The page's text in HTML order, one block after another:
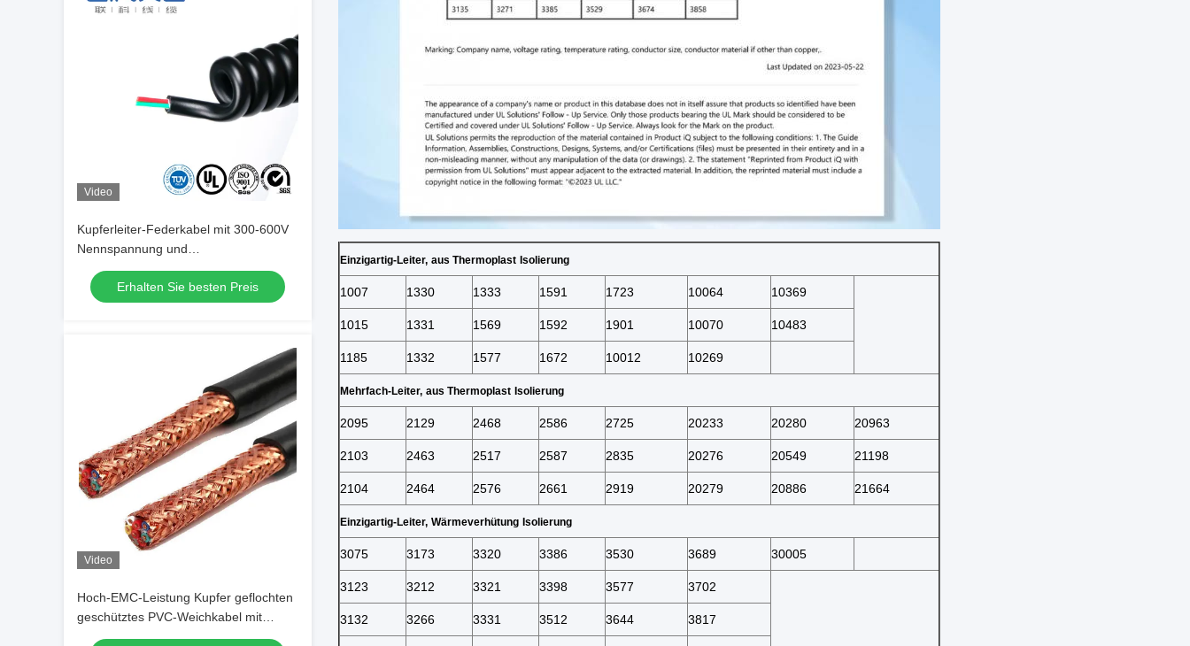
Video
Kupferleiter-Federkabel mit 300-600V
Nennspannung und
individualisierbaren
Isolationsmaterialien
Erhalten Sie besten Preis
Video
Hoch-EMC-Leistung Kupfer geflochten
geschütztes PVC-Weichkabel mit
eingeschlossenem Kupferleiter für
Einzigartig-Leiter, aus Thermoplast Isolierung
1007 1330 1333 1591 1723 10064 10369
1015 1331 1569 1592 1901 10070 10483
1185 1332 1577 1672 10012 10269
Mehrfach-Leiter, aus Thermoplast Isolierung
2095 2129 2468 2586 2725 20233 20280 20963
2103 2463 2517 2587 2835 20276 20549 21198
2104 2464 2576 2661 2919 20279 20886 21664
Einzigartig-Leiter, Wärmeverhütung Isolierung
3075 3173 3320 3386 3530 3689 30005
3123 3212 3321 3398 3577 3702
3132 3266 3331 3512 3644 3817